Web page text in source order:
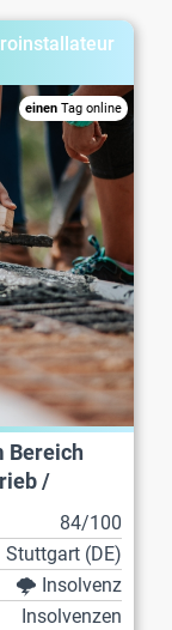
einen Tag online
Bereich
/
84/100
Stuttgart (DE)
🌩️ Insolvenz
Insolvenzen